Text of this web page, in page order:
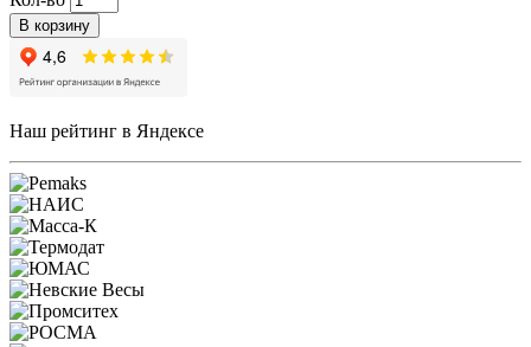
В корзину
Наш рейтинг в Яндексе